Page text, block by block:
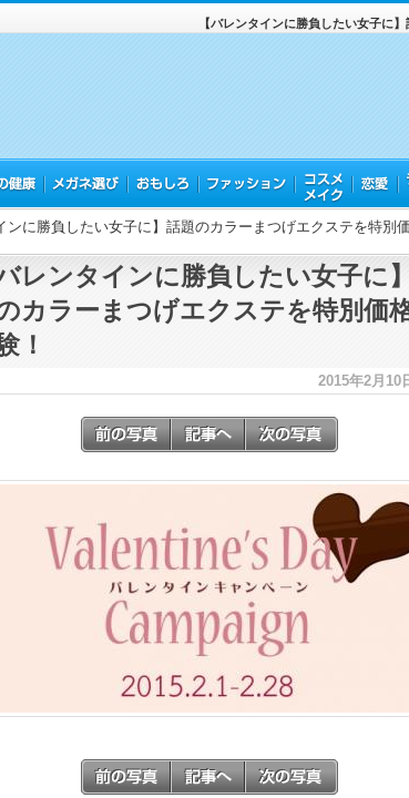
【バレンタインに勝負したい女子に
ンに勝負したい女子に】話題のカラーまつげエクステを特別
バレンタインに勝負したい女子に
カラーまつげエクステを特別価
！
2015年2月10